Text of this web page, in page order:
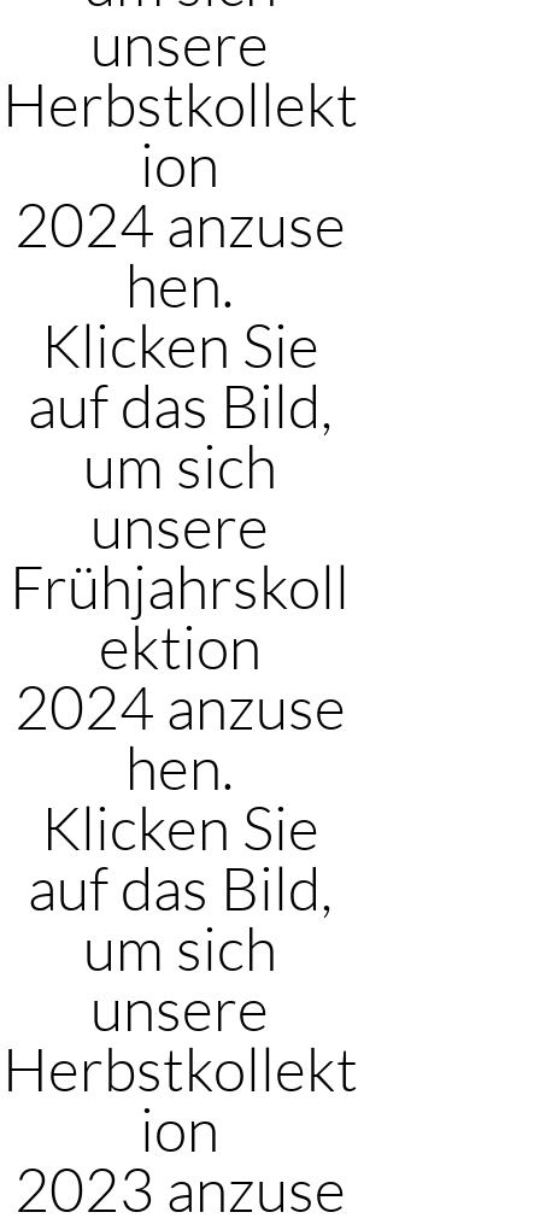
unsere
Herbstkollekt
ion
2024 anzuse
hen.
Klicken Sie
auf das Bild,
um sich
unsere
Frühjahrskoll
ektion
2024 anzuse
hen.
Klicken Sie
auf das Bild,
um sich
unsere
Herbstkollekt
ion
2023 anzuse